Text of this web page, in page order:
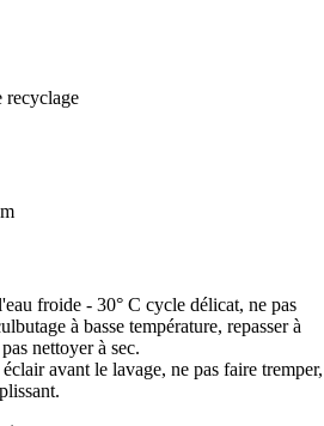
recyclage
froide - 30° C cycle délicat, ne pas
à basse température, repasser à
nettoyer à sec.
avant le lavage, ne pas faire tremper,